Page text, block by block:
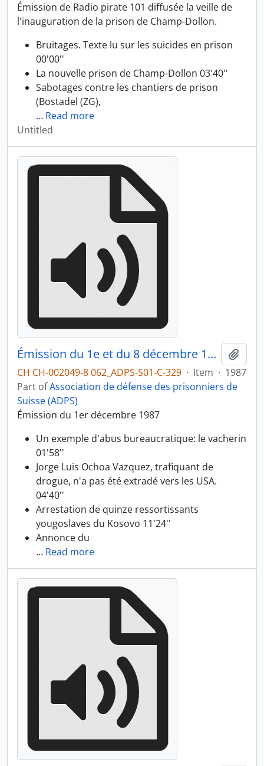
Émission de Radio pirate 101 diffusée la veille de
l'inauguration de la prison de Champ-Dollon.
Bruitages. Texte lu sur les suicides en prison
00'00''
La nouvelle prison de Champ-Dollon 03'40''
Sabotages contre les chantiers de prison
(Bostadel (ZG),
… Read more
Untitled
Émission du 1e et du 8 décembre 1987
CH CH-002049-8 062_ADPS-S01-C-329 · Item · 1987
Part ofAssociation de défense des prisonniers de
Suisse (ADPS)
Émission du 1er décembre 1987
Un exemple d'abus bureaucratique: le vacherin
01'58''
Jorge Luis Ochoa Vazquez, trafiquant de
drogue, n'a pas été extradé vers les USA.
04'40''
Arrestation de quinze ressortissants
yougoslaves du Kosovo 11'24''
Annonce du
… Read more